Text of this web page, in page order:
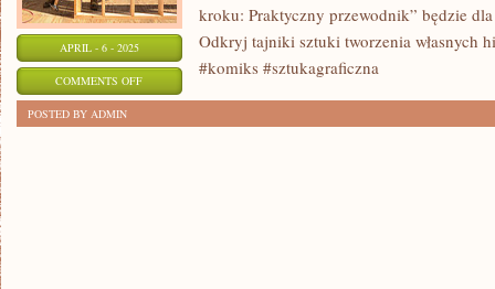
APRIL - 6 - 2025
COMMENTS OFFON
kroku: Praktyczny przewodnik” będzie
Odkryj tajniki sztuki tworzenia własnych
#komiks #sztukagraficzna
POSTED BY ADMIN